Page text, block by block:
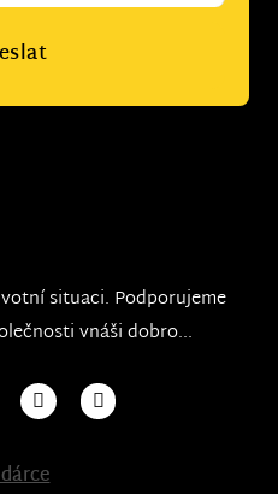
situaci. Podporujeme
vnáši dobro...